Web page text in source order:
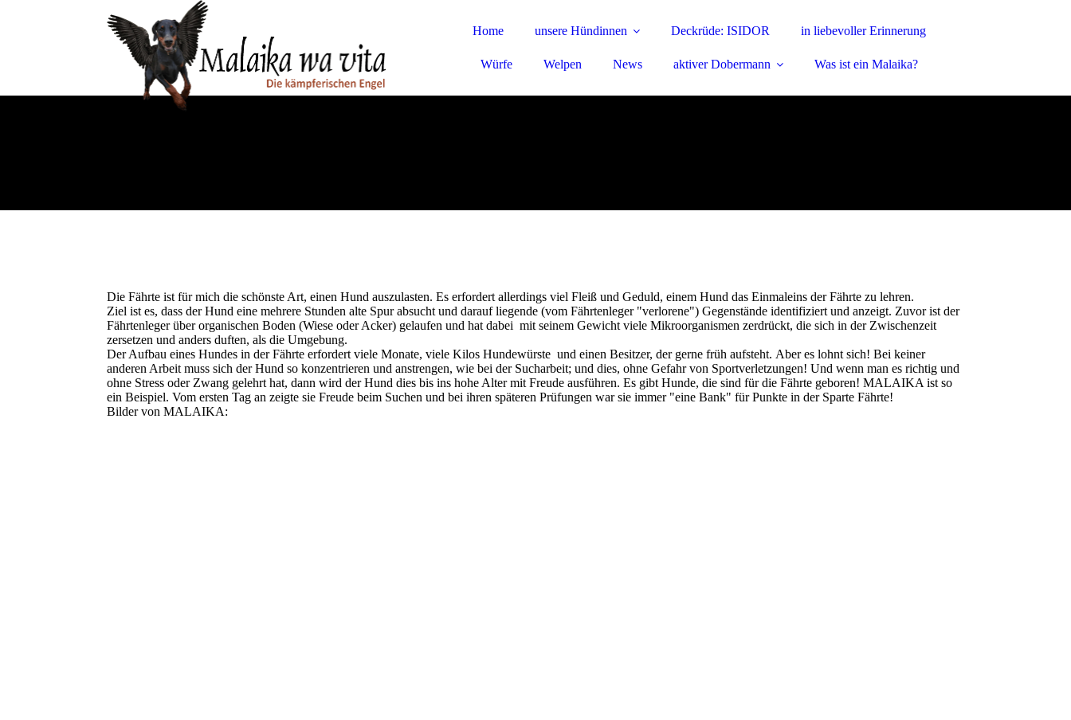
Home unsere Hündinnen Deckrüde: ISIDOR in liebevoller Erinnerung
Würfe Welpen News aktiver Dobermann Was ist ein Malaika?
Die Fährte ist für mich die schönste Art, einen Hund auszulasten. Es erfordert allerdings viel Fleiß und Geduld, einem Hund das Einmaleins der Fährte zu lehren.
Ziel ist es, dass der Hund eine mehrere Stunden alte Spur absucht und darauf liegende (vom Fährtenleger "verlorene") Gegenstände identifiziert und anzeigt. Zuvor ist der
Fährtenleger über organischen Boden (Wiese oder Acker) gelaufen und hat dabei mit seinem Gewicht viele Mikroorganismen zerdrückt, die sich in der Zwischenzeit
zersetzen und anders duften, als die Umgebung.
Der Aufbau eines Hundes in der Fährte erfordert viele Monate, viele Kilos Hundewürste und einen Besitzer, der gerne früh aufsteht. Aber es lohnt sich! Bei keiner
anderen Arbeit muss sich der Hund so konzentrieren und anstrengen, wie bei der Sucharbeit; und dies, ohne Gefahr von Sportverletzungen! Und wenn man es richtig und
ohne Stress oder Zwang gelehrt hat, dann wird der Hund dies bis ins hohe Alter mit Freude ausführen. Es gibt Hunde, die sind für die Fährte geboren! MALAIKA ist so
ein Beispiel. Vom ersten Tag an zeigte sie Freude beim Suchen und bei ihren späteren Prüfungen war sie immer "eine Bank" für Punkte in der Sparte Fährte!
Bilder von MALAIKA: